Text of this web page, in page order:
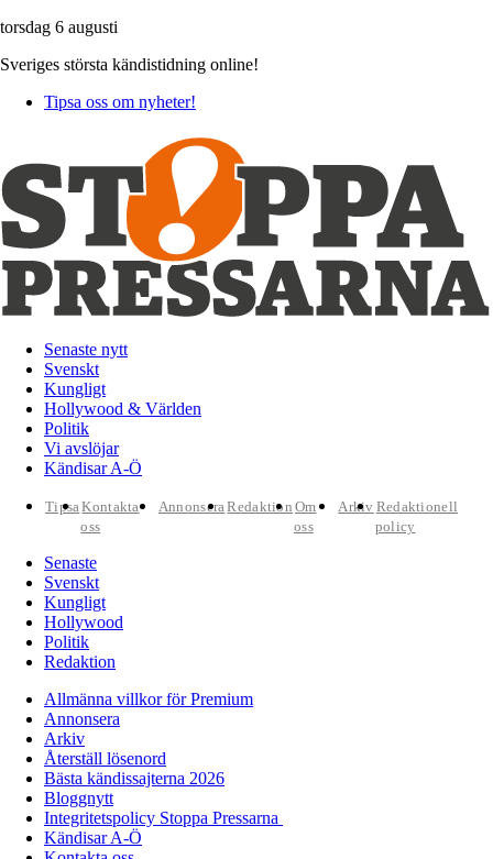
torsdag 6 augusti
Sveriges största kändistidning online!
Tipsa oss om nyheter!
Senaste nytt
Svenskt
Kungligt
Hollywood & Världen
Politik
Vi avslöjar
Kändisar A-Ö
TipsaKontakta
oss
AnnonseraRedaktion Om
oss
Arkiv Redaktionell
policy
Senaste
Svenskt
Kungligt
Hollywood
Politik
Redaktion
Allmänna villkor för Premium
Annonsera
Arkiv
Återställ lösenord
Bästa kändissajterna 2026
Bloggnytt
Integritetspolicy Stoppa Pressarna
Kändisar A-Ö